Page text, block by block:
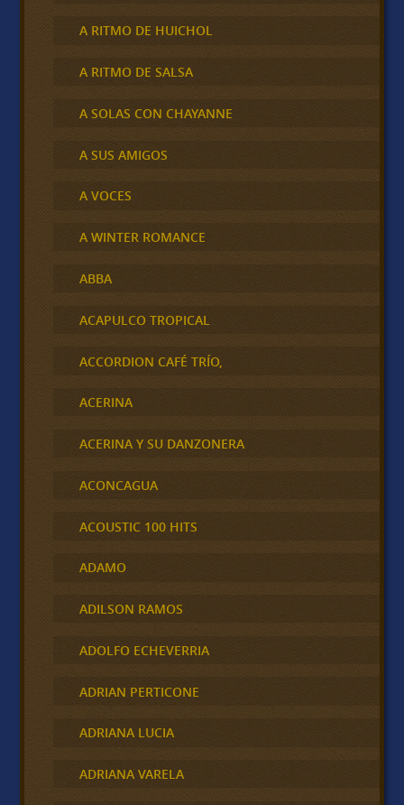
A RITMO DE HUICHOL
A RITMO DE SALSA
A SOLAS CON CHAYANNE
A SUS AMIGOS
A VOCES
A WINTER ROMANCE
ABBA
ACAPULCO TROPICAL
ACCORDION CAFÉ TRÍO,
ACERINA
ACERINA Y SU DANZONERA
ACONCAGUA
ACOUSTIC 100 HITS
ADAMO
ADILSON RAMOS
ADOLFO ECHEVERRIA
ADRIAN PERTICONE
ADRIANA LUCIA
ADRIANA VARELA